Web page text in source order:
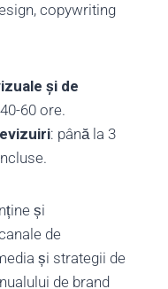
copywriting
și de
60 ore.
: până la 3
și
de
și strategii de
de brand